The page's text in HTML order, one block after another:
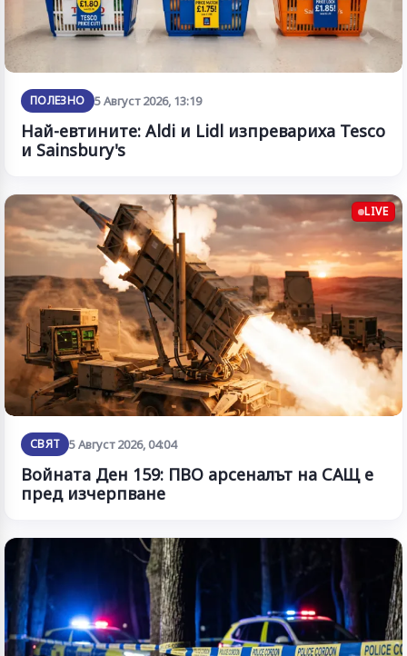
ПОЛЕЗНО 5 Август 2026, 13:19
Най-евтините: Aldi и Lidl изпревариха Tesco
и Sainsbury's
LIVE
СВЯТ 5 Август 2026, 04:04
Войната Ден 159: ПВО арсеналът на САЩ е
пред изчерпване